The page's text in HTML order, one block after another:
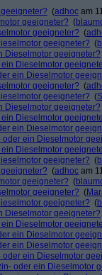
(adhoc am
geeigneter? (
geeigneter? (
geeigneter? (
Dieselmotor geeigneter?
Dieselmotor
ein Dieselmotor
geeigneter? (
geeigneter? (
Dieselmotor geeigneter?
Dieselmotor
ein Dieselmotor
oder ein Dieselmotor
Dieselmotor
geeigneter? (
(adhoc am
geeigneter? (
geeigneter? (
geeigneter? (
Dieselmotor geeigneter?
Dieselmotor
ein Dieselmotor
ein Dieselmotor
oder ein Dieselmotor
oder ein Dieselmotor